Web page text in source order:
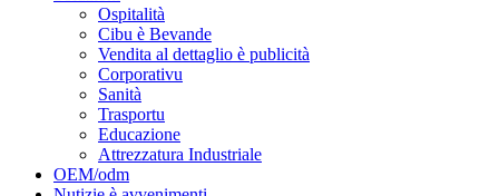
Ospitalità
Cibu è Bevande
Vendita al dettaglio è publicità
Corporativu
Sanità
Trasportu
Educazione
Attrezzatura Industriale
OEM/odm